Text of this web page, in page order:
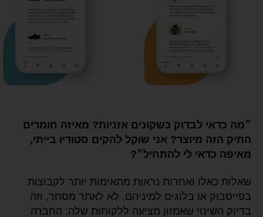
״מה כדאי לבדוק כשקונים אזניות? מאיזה חומרים
התיק הזה מיוצר? אני שוקל להקים סטודיו בייתי,
מאיפה כדאי לי להתחיל״?
שאלות כאלו ואחרות נראות מתאימות יותר לקבוצות
בפייסבוק או בלוגים למיניהם, לא לאתר מסחר, וזה
בדיוק השינוי שאמזון מציעה ללקוחות שלה: החברה